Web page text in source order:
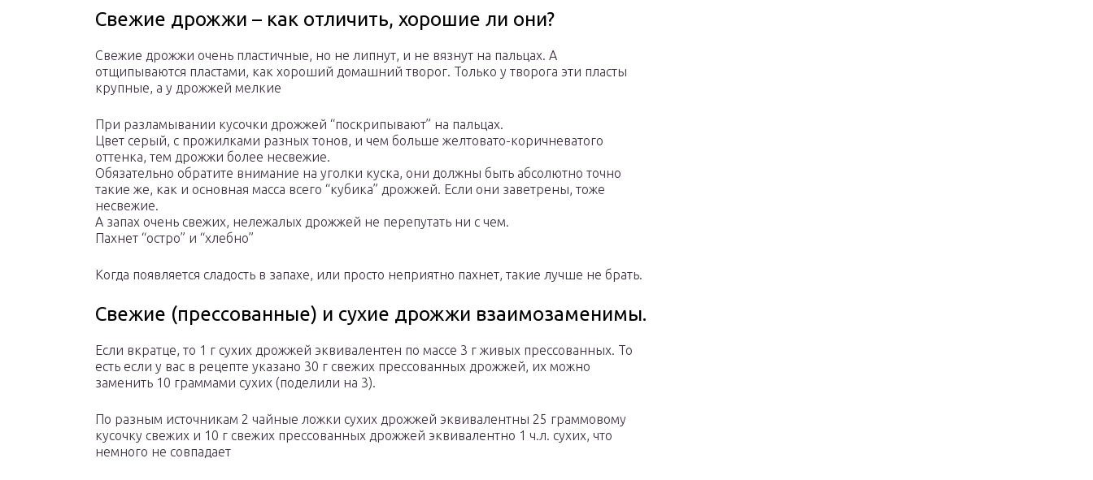
Свежие дрожжи – как отличить, хорошие ли они?
Свежие дрожжи очень пластичные, но не липнут, и не вязнут на пальцах. А
отщипываются пластами, как хороший домашний творог. Только у творога эти пласты
крупные, а у дрожжей мелкие
При разламывании кусочки дрожжей “поскрипывают” на пальцах.
Цвет серый, с прожилками разных тонов, и чем больше желтовато-коричневатого
оттенка, тем дрожжи более несвежие.
Обязательно обратите внимание на уголки куска, они должны быть абсолютно точно
такие же, как и основная масса всего “кубика” дрожжей. Если они заветрены, тоже
несвежие.
А запах очень свежих, нележалых дрожжей не перепутать ни с чем.
Пахнет “остро” и “хлебно”
Когда появляется сладость в запахе, или просто неприятно пахнет, такие лучше не брать.
Свежие (прессованные) и сухие дрожжи взаимозаменимы.
Если вкратце, то 1 г сухих дрожжей эквивалентен по массе 3 г живых прессованных. То
есть если у вас в рецепте указано 30 г свежих прессованных дрожжей, их можно
заменить 10 граммами сухих (поделили на 3).
По разным источникам 2 чайные ложки сухих дрожжей эквивалентны 25 граммовому
кусочку свежих и 10 г свежих прессованных дрожжей эквивалентно 1 ч.л. сухих, что
немного не совпадает